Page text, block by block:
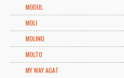
MODUL
MOLI
MOLINO
MOLTO
MY WAY AGAT